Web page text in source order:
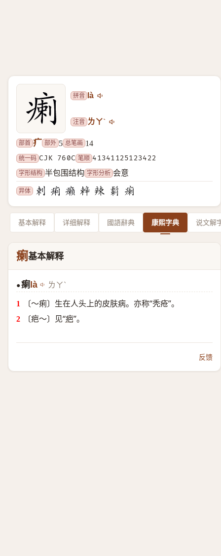
拼音 là
注音 ㄌㄚˋ
部首 疒 部外 5 总笔画 14
统一码 CJK 760C 笔顺 41341125123422
字形结构 半包围结构 字形分析 会意
异体
基本解释 详细解释 國語辭典 康熙字典 说文解
瘌基本解释
●瘌 là ㄌㄚˋ
〔～痢〕生在人头上的皮肤病。亦称“秃疮”。
〔疤～〕见“疤”。
反馈